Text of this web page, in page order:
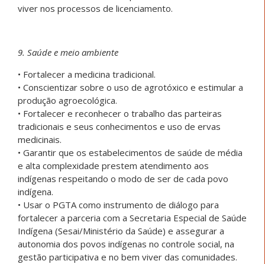
viver nos processos de licenciamento.
9. Saúde e meio ambiente
• Fortalecer a medicina tradicional.
• Conscientizar sobre o uso de agrotóxico e estimular a
produção agroecológica.
• Fortalecer e reconhecer o trabalho das parteiras
tradicionais e seus conhecimentos e uso de ervas
medicinais.
• Garantir que os estabelecimentos de saúde de média
e alta complexidade prestem atendimento aos
indígenas respeitando o modo de ser de cada povo
indígena.
• Usar o PGTA como instrumento de diálogo para
fortalecer a parceria com a Secretaria Especial de Saúde
Indígena (Sesai/Ministério da Saúde) e assegurar a
autonomia dos povos indígenas no controle social, na
gestão participativa e no bem viver das comunidades.